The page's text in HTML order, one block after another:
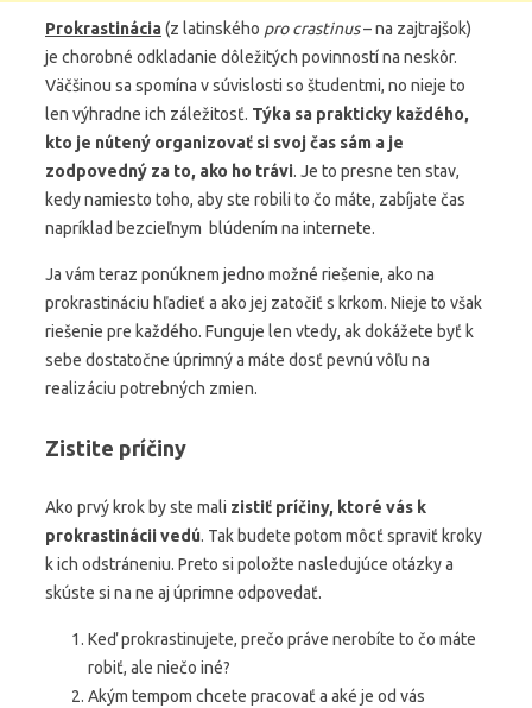
Prokrastinácia(z latinského pro crastinus– na zajtrajšok)
je chorobné odkladanie dôležitých povinností na neskôr.
Väčšinou sa spomína v súvislosti so študentmi, no nieje to
len výhradne ich záležitosť. Týka sa prakticky každého,
kto je nútený organizovať si svoj čas sám a je
zodpovedný za to, ako ho trávi. Je to presne ten stav,
kedy namiesto toho, aby ste robili to čo máte, zabíjate čas
napríklad bezcieľnym blúdením na internete.
Ja vám teraz ponúknem jedno možné riešenie, ako na
prokrastináciu hľadieť a ako jej zatočiť s krkom. Nieje to však
riešenie pre každého. Funguje len vtedy, ak dokážete byť k
sebe dostatočne úprimný a máte dosť pevnú vôľu na
realizáciu potrebných zmien.
Zistite príčiny
Ako prvý krok by ste mali zistiť príčiny, ktoré vás k
prokrastinácii vedú. Tak budete potom môcť spraviť kroky
k ich odstráneniu. Preto si položte nasledujúce otázky a
skúste si na ne aj úprimne odpovedať.
Keď prokrastinujete, prečo práve nerobíte to čo máte
robiť, ale niečo iné?
Akým tempom chcete pracovať a aké je od vás